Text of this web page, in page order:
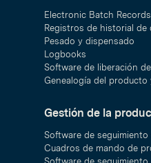
Electronic Batch
Registros de historial de
Pesado y dispensado
Logbooks
Software de liberación
Genealogía del producto
Gestión de la
Software de
Cuadros de mando de